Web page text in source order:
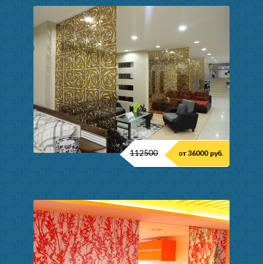
112500 от 36000 руб.